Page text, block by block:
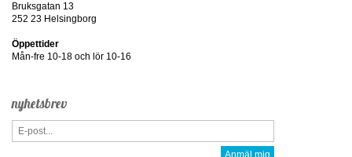
Bruksgatan 13
252 23 Helsingborg
Öppettider
Mån-fre 10-18 och lör 10-16
nyhetsbrev